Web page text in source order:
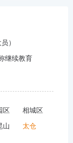
）
继续教育
区
相城区
山
太仓